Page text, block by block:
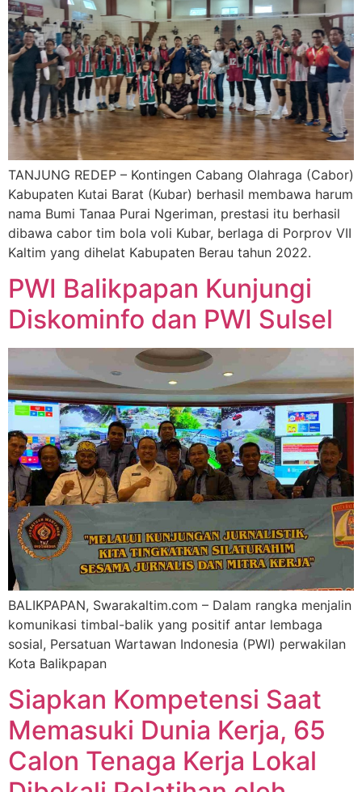
TANJUNG REDEP – Kontingen Cabang Olahraga (Cabor)
Kabupaten Kutai Barat (Kubar) berhasil membawa harum
nama Bumi Tanaa Purai Ngeriman, prestasi itu berhasil
dibawa cabor tim bola voli Kubar, berlaga di Porprov VII
Kaltim yang dihelat Kabupaten Berau tahun 2022.
PWI Balikpapan Kunjungi
Diskominfo dan PWI Sulsel
BALIKPAPAN, Swarakaltim.com – Dalam rangka menjalin
komunikasi timbal-balik yang positif antar lembaga
sosial, Persatuan Wartawan Indonesia (PWI) perwakilan
Kota Balikpapan
Siapkan Kompetensi Saat
Memasuki Dunia Kerja, 65
Calon Tenaga Kerja Lokal